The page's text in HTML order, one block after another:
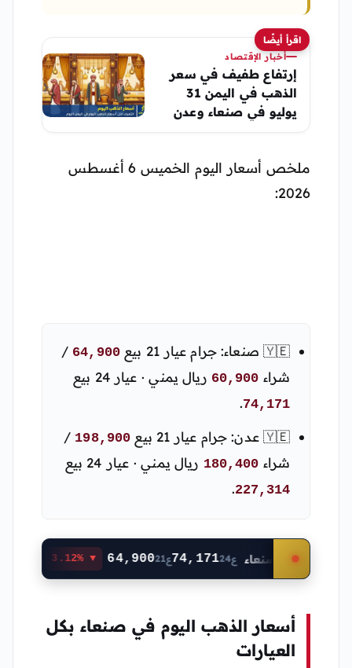
اقرأ أيضًا
أخبار الإقتصاد
إرتفاع طفيف في سعر
الذهب في اليمن 31
يوليو في صنعاء وعدن
ملخص أسعار اليوم الخميس 6 أغسطس
2026:
🇾🇪 صنعاء: جرام عيار 21 بيع 64,900
/
شراء 60,900 ريال يمني · عيار 24 بيع
74,171
.
🇾🇪 عدن: جرام عيار 21 بيع 198,900
/
شراء 180,400 ريال يمني · عيار 24 بيع
227,314
.
🇾🇪 صنعاء ع24 74,171ع21 64,900
▼ 3.12%
أسعار الذهب اليوم في صنعاء بكل
العيارات